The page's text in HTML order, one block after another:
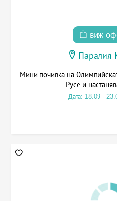
виж
Паралия
Мини почивка на
Русе и
Дата: 18.09 -